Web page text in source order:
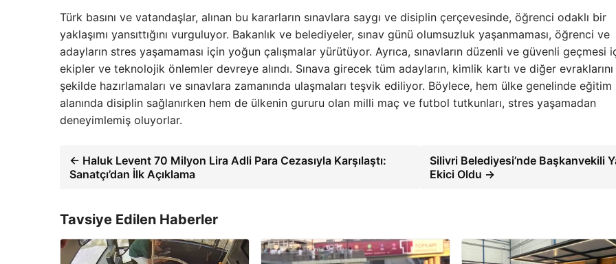
Türk basını ve vatandaşlar, alınan bu kararların sınavlara saygı ve disiplin çerçevesinde, öğrenci odaklı bir
yaklaşımı yansıttığını vurguluyor. Bakanlık ve belediyeler, sınav günü olumsuzluk yaşanmaması, öğrenci ve
adayların stres yaşamaması için yoğun çalışmalar yürütüyor. Ayrıca, sınavların düzenli ve güvenli geçmesi
ekipler ve teknolojik önlemler devreye alındı. Sınava girecek tüm adayların, kimlik kartı ve diğer
şekilde hazırlamaları ve sınavlara zamanında ulaşmaları teşvik ediliyor. Böylece, hem ülke genelinde eğitim
alanında disiplin sağlanırken hem de ülkenin gururu olan milli maç ve futbol tutkunları, stres yaşamadan
deneyimlemiş oluyorlar.
← Haluk Levent 70 Milyon Lira Adli Para Cezasıyla Karşılaştı:
Sanatçı’dan İlk Açıklama
Silivri Belediyesi’nde Başkanvekili
Ekici Oldu →
Tavsiye Edilen Haberler